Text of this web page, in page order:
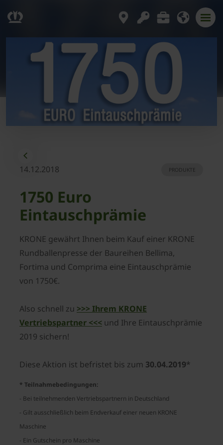
14.12.2018 PRODUKTE
1750 Euro
Eintauschprämie
KRONE gewährt Ihnen beim Kauf einer KRONE
Rundballenpresse der Baureihen Bellima,
Fortima und Comprima eine Eintauschprämie
von 1750€.
Also schnell zu >>> Ihrem KRONE
Vertriebspartner <<< und Ihre Eintauschprämie
2019 sichern!
Diese Aktion ist befristet bis zum 30.04.2019*
* Teilnahmebedingungen:
- Bei teilnehmenden Vertriebspartnern in Deutschland
- Gilt ausschließlich beim Endverkauf einer neuen KRONE
Maschine
- Ein Gutschein pro Maschine